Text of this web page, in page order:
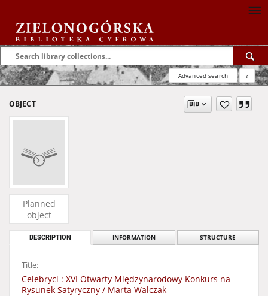
Advanced search ?
OBJECT
Planned
object
DESCRIPTION INFORMATION STRUCTURE
Title:
Celebryci : XVI Otwarty Międzynarodowy Konkurs na
Rysunek Satyryczny / Marta Walczak